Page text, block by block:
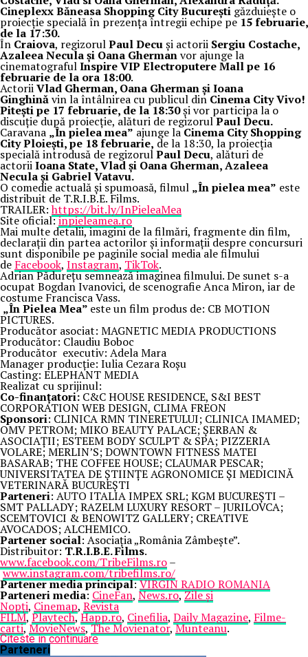
Cineplexx Băneasa Shopping City București găzduiește o
proiecție specială în prezența întregii echipe pe15 februarie,
de la 17:30.
În Craiova, regizorulPaul Decuși actorii Sergiu Costache,
Azaleea Necula și Oana Ghermanvor ajunge la
cinematografulInspire VIP Electroputere Mall pe 16
februarie de la ora 18:00.
ActoriiVlad Gherman, Oana Gherman și Ioana
Ginghinăvin la întâlnirea cu publicul din Cinema City Vivo!
Pitești pe 17 februarie, de la 18:30și vor participa la o
discuție după proiecție, alături de regizorulPaul Decu.
Caravana „În pielea mea” ajunge laCinema City Shopping
City Ploiești, pe 18 februarie, de la 18:30, la proiecția
specială introdusă de regizorulPaul Decu, alături de
actoriiIoana State, Vlad și Oana Gherman, Azaleea
Necula și Gabriel Vatavu.
O comedie actuală și spumoasă, filmul „În pielea mea” este
distribuit de T.R.I.B.E. Films.
TRAILER:https://bit.ly/InPieleaMea
Site oficial:inpieleamea.ro
Mai multe detalii, imagini de la filmări, fragmente din film,
declarații din partea actorilor și informații despre concursuri
sunt disponibile pe paginile social media ale filmului
de Facebook, Instagram, TikTok.
Adrian Pădurețu semnează imaginea filmului. De sunet s-a
ocupat Bogdan Ivanovici, de scenografie Anca Miron, iar de
costume Francisca Vass.
„În Pielea Mea” este un film produs de: CB MOTION
PICTURES.
Producător asociat: MAGNETIC MEDIA PRODUCTIONS
Producător: Claudiu Boboc
Producător executiv: Adela Mara
Manager producție: Iulia Cezara Roșu
Casting: ELEPHANT MEDIA
Realizat cu sprijinul:
Co-finanțatori: C&C HOUSE RESIDENCE, S&I BEST
CORPORATION WEB DESIGN, CLIMA FREON
Sponsori: CLINICA RMN TINERETULUI; CLINICA IMAMED;
OMV PETROM; MIKO BEAUTY PALACE; ȘERBAN &
ASOCIAȚII; ESTEEM BODY SCULPT & SPA; PIZZERIA
VOLARE; MERLIN’S; DOWNTOWN FITNESS MATEI
BASARAB; THE COFFEE HOUSE; CLAUMAR PESCAR;
UNIVERSITATEA DE ȘTIINȚE AGRONOMICE ȘI MEDICINĂ
VETERINARĂ BUCUREȘTI
Parteneri: AUTO ITALIA IMPEX SRL; KGM BUCUREȘTI –
SMT PALLADY; RAZELM LUXURY RESORT – JURILOVCA;
SCEMTOVICI & BENOWITZ GALLERY; CREATIVE
AVOCADOS; ALCHEMICO.
Partener social: Asociația „România Zâmbește”.
Distribuitor: T.R.I.B.E. Films.
www.facebook.com/TribeFilms.ro–
www.instagram.com/tribefilms.ro/
Partener media principal:VIRGIN RADIO ROMANIA
Parteneri media: CineFan, News.ro,Zile și
Nopți, Cinemap, Revista
FILM,Playtech,Happ.ro, Cinefilia, Daily Magazine, Filme-
carti,MovieNews,The Movienator,Munteanu.
Citeste in continuare
Parteneri